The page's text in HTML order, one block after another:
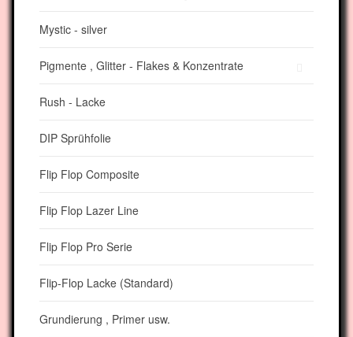
Mystic - silver
Pigmente , Glitter - Flakes & Konzentrate
Rush - Lacke
DIP Sprühfolie
Flip Flop Composite
Flip Flop Lazer Line
Flip Flop Pro Serie
Flip-Flop Lacke (Standard)
Grundierung , Primer usw.